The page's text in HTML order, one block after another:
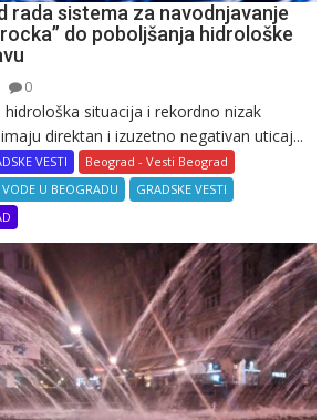
rada sistema za navodnjavanje
do poboljšanja hidrološke
0
situacija i rekordno nizak
direktan i izuzetno negativan uticaj...
VESTI
Beograd - Vesti Beograd
VODE U BEOGRADU
GRADSKE VESTI